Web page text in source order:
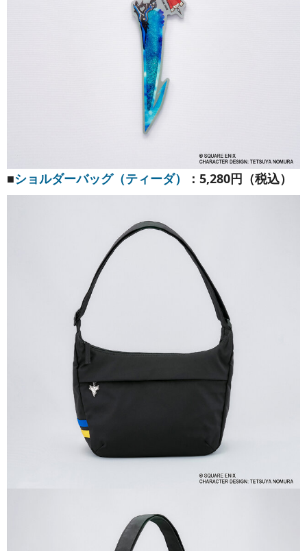
■ショルダーバッグ（ティーダ） ：5,280円（税込）